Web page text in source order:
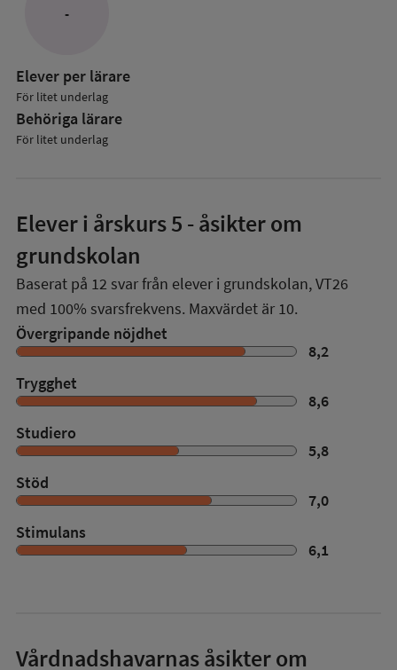
-
Elever per lärare
För litet underlag
Behöriga lärare
För litet underlag
Elever i årskurs 5 - åsikter om
grundskolan
Baserat på 12 svar från elever i grundskolan,VT26
med 100% svarsfrekvens. Maxvärdet är 10.
Övergripande nöjdhet
8,2
Trygghet
8,6
Studiero
5,8
Stöd
7,0
Stimulans
6,1
Vårdnadshavarnas åsikter om